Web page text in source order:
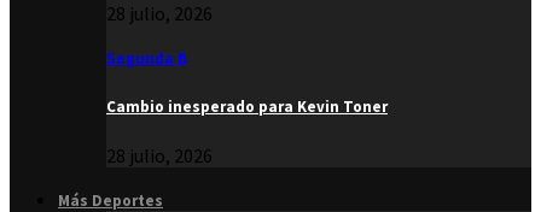
28 julio, 2026
Segunda B
Cambio inesperado para Kevin Toner
28 julio, 2026
Más Deportes